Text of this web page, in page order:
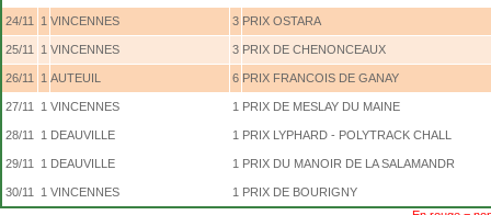
24/11 1 VINCENNES 3 PRIX OSTARA
25/11 1 VINCENNES 3 PRIX DE CHENONCEAUX
26/11 1 AUTEUIL 6 PRIX FRANCOIS DE GANAY
27/11 1 VINCENNES 1 PRIX DE MESLAY DU MAINE
28/11 1 DEAUVILLE 1 PRIX LYPHARD - POLYTRACK CHALL
29/11 1 DEAUVILLE 1 PRIX DU MANOIR DE LA SALAMANDR
30/11 1 VINCENNES 1 PRIX DE BOURIGNY